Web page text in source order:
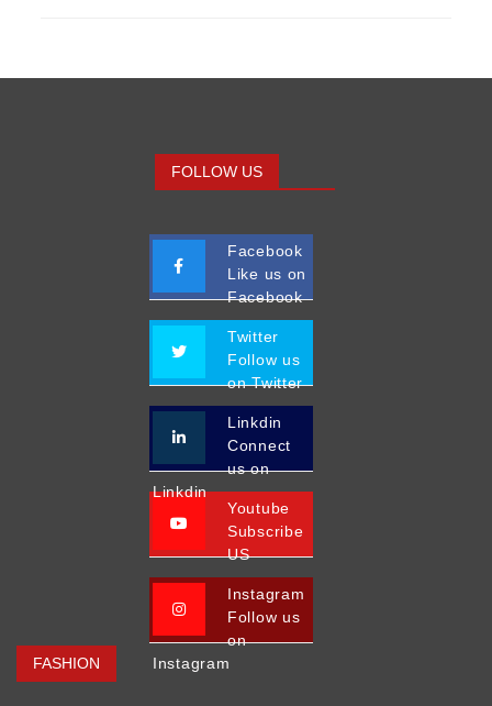
FASHION
FOLLOW US
Facebook
Like us on
Facebook
Twitter
Follow us
on Twitter
Linkdin
Connect
us on
Linkdin
Youtube
Subscribe
US
Instagram
Follow us
on
Instagram